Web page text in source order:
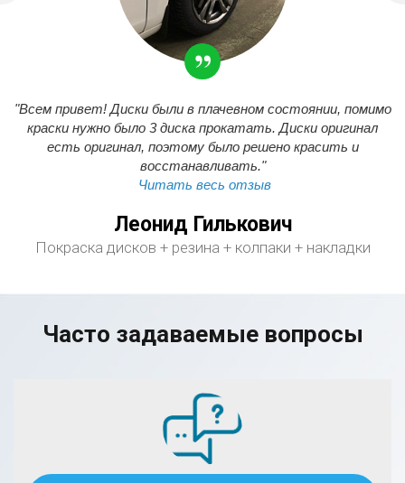
"Всем привет! Диски были в плачевном состоянии, помимо
краски нужно было 3 диска прокатать. Диски оригинал
есть оригинал, поэтому было решено красить и
восстанавливать."
Читать весь отзыв
Леонид Гилькович
Покраска дисков + резина + колпаки + накладки
Часто задаваемые вопросы